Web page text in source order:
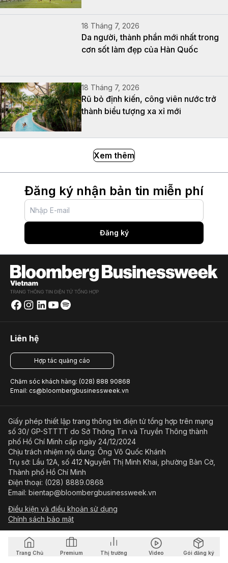
18 Tháng 7, 2026
Da người, thành phần mới nhất trong
cơn sốt làm đẹp của Hàn Quốc
18 Tháng 7, 2026
Rũ bỏ định kiến, công viên nước trở
thành biểu tượng xa xỉ mới
Xem thêm
Đăng ký nhận bản tin miễn phí
Đăng ký
Trang Chủ Premium Thị trường Video Gói đăng ký
Liên hệ
Hợp tác quảng cáo
Chăm sóc khách hàng: (028) 888 90868
Email: cs@bloombergbusinessweek.vn
Giấy phép thiết lập trang thông tin điện tử tổng hợp trên mạng
số 30/ GP-STTTT do Sở Thông Tin và Truyền Thông thành
phố Hồ Chí Minh cấp ngày 24/12/2024
Chịu trách nhiệm nội dung: Ông Võ Quốc Khánh
Trụ sở: Lầu 12A, số 412 Nguyễn Thị Minh Khai, phường Bàn Cờ,
Thành phố Hồ Chí Minh
Điện thoại: (028) 8889.0868
Email: bientap@bloombergbusinessweek.vn
Điều kiện và điều khoản sử dụng
Chính sách bảo mật
© Copyright 2023-2026 Công ty Cổ phần Beacon Asia Media